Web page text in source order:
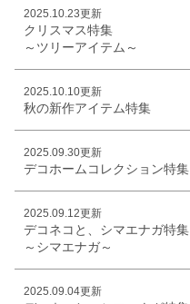
2025.10.23更新
クリスマス特集
～ツリーアイテム～
2025.10.10更新
秋の新作アイテム特集
2025.09.30更新
デコホームコレクション特集
2025.09.12更新
デコネコと、シマエナガ特集
～シマエナガ～
2025.09.04更新